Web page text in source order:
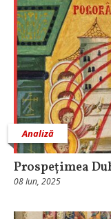
Analiză
Prospețimea
08 Iun, 2025